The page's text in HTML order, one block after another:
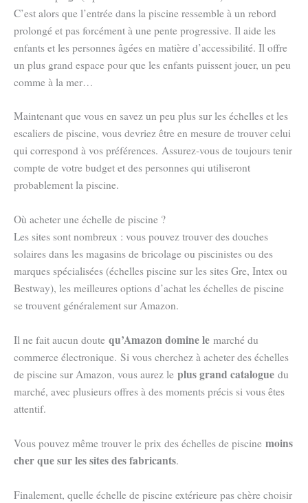
C’est alors que l’entrée dans la piscine ressemble à un rebord
prolongé et pas forcément à une pente progressive. Il aide les
enfants et les personnes âgées en matière d’accessibilité. Il offre
un plus grand espace pour que les enfants puissent jouer, un peu
comme à la mer…
Maintenant que vous en savez un peu plus sur les échelles et les
escaliers de piscine, vous devriez être en mesure de trouver celui
qui correspond à vos préférences. Assurez-vous de toujours tenir
compte de votre budget et des personnes qui utiliseront
probablement la piscine.
Où acheter une échelle de piscine ?
Les sites sont nombreux : vous pouvez trouver des douches
solaires dans les magasins de bricolage ou piscinistes ou des
marques spécialisées (échelles piscine sur les sites Gre, Intex ou
Bestway), les meilleures options d’achat les échelles de piscine
se trouvent généralement sur Amazon.
Il ne fait aucun doute qu’Amazon domine le marché du
commerce électronique. Si vous cherchez à acheter des échelles
de piscine sur Amazon, vous aurez le plus grand catalogue du
marché, avec plusieurs offres à des moments précis si vous êtes
attentif.
Vous pouvez même trouver le prix des échelles de piscine moins
cher que sur les sites des fabricants.
Finalement, quelle échelle de piscine extérieure pas chère choisir